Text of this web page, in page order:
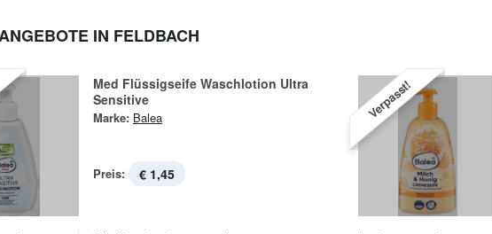
IN FELDBACH
Med Flüssigseife Waschlotion Ultra
Sensitive
Marke: Balea
Preis: € 1,45
Verpasst!